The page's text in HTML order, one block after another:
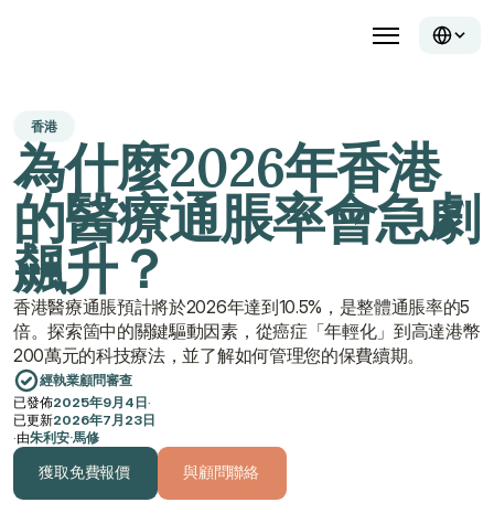
香港
為什麼2026年香港
的醫療通脹率會急劇
飆升？
香港醫療通脹預計將於2026年達到10.5%，是整體通脹率的5
倍。探索箇中的關鍵驅動因素，從癌症「年輕化」到高達港幣
200萬元的科技療法，並了解如何管理您的保費續期。
經執業顧問審查
已發佈2025年9月4日·
已更新2026年7月23日
·由朱利安·馬修
獲取免費報價 與顧問聯絡